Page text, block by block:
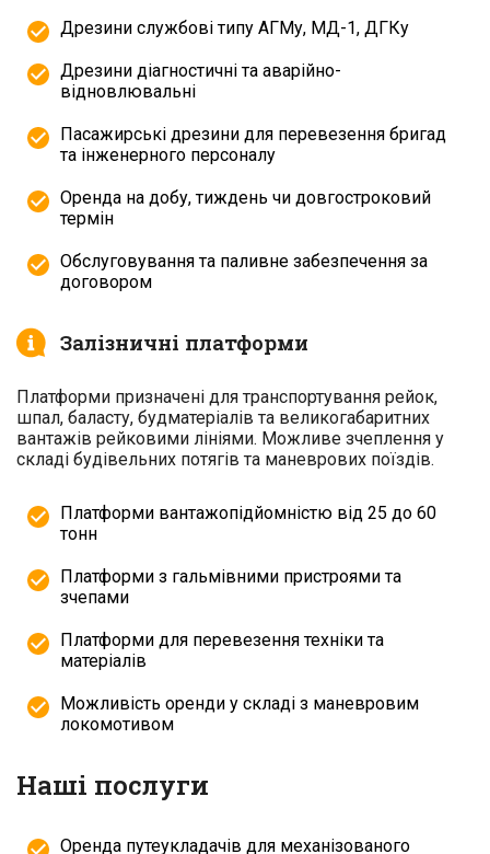
Дрезини службові типу АГМу, МД-1, ДГКу
Дрезини діагностичні та аварійно-
відновлювальні
Пасажирські дрезини для перевезення бригад
та інженерного персоналу
Оренда на добу, тиждень чи довгостроковий
термін
Обслуговування та паливне забезпечення за
договором
Залізничні платформи
Платформи призначені для транспортування рейок,
шпал, баласту, будматеріалів та великогабаритних
вантажів рейковими лініями. Можливе зчеплення у
складі будівельних потягів та маневрових поїздів.
Платформи вантажопідйомністю від 25 до 60
тонн
Платформи з гальмівними пристроями та
зчепами
Платформи для перевезення техніки та
матеріалів
Можливість оренди у складі з маневровим
локомотивом
Наші послуги
Оренда путеукладачів для механізованого